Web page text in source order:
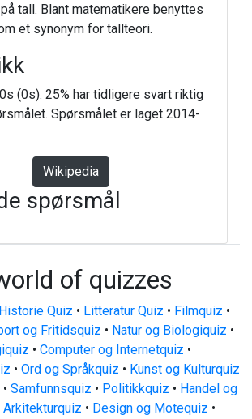
tall. Blant matematikere benyttes
et synonym for tallteori.
(0s). 25% har tidligere svart riktig
Spørsmålet er laget 2014-
Wikipedia
spørsmål
of quizzes
Historie Quiz • Litteratur Quiz • Filmquiz •
og Fritidsquiz • Natur og Biologiquiz •
• Computer og Internetquiz •
• Ord og Språkquiz • Kunst og Kulturquiz
• Samfunnsquiz • Politikkquiz • Handel og
Arkitekturquiz • Design og Motequiz •